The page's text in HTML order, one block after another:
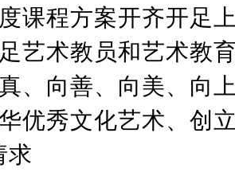
课程方案开齐开足
艺术教员和艺术教
、向善、向美、向
优秀文化艺术、创
求